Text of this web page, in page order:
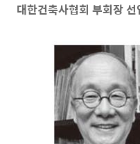
대한건축사협회 부회장 선